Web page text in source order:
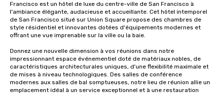
Francisco est un hôtel de luxe du centre-ville de San Francisco à
l'ambiance élégante, audacieuse et accueillante. Cet hôtel intemporel
de San Francisco situé sur Union Square propose des chambres de
style résidentiel et innovantes dotées d'équipements modernes et
offrant une vue imprenable sur la ville ou la baie.
Donnez une nouvelle dimension à vos réunions dans notre
impressionnant espace événementiel doté de matériaux nobles, de
caractéristiques architecturales uniques, d'une flexibilité maximale et
de mises à niveau technologiques. Des salles de conférence
modernes aux salles de bal somptueuses, notre lieu de réunion allie un
emplacement idéal à un service exceptionnel et à une restauration